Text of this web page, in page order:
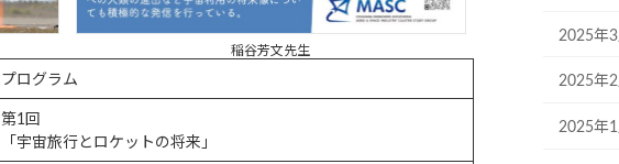
稲谷芳文先生
プログラム
第1回
「宇宙旅行とロケットの将来」
2025年3
2025年2
2025年1